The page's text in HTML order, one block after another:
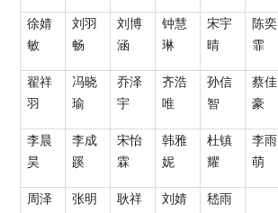
徐婧
敏
刘羽
畅
刘博
涵
钟慧
琳
宋宇
晴
陈奕
霏
翟祥
羽
冯晓
瑜
乔泽
宇
齐浩
唯
孙信
智
蔡佳
豪
李晨
昊
李成
蹊
宋怡
霖
韩雅
妮
杜镇
耀
李雨
萌
周泽
张明
耿祥
刘婧
嵇雨